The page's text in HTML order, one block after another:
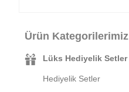
Ürün Kategorilerimiz
Lüks Hediyelik Setler
Hediyelik Setler